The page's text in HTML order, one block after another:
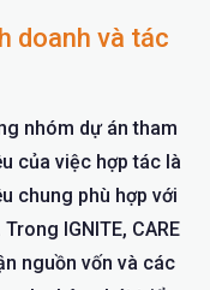
doanh và tác
nhóm dự án tham
của việc hợp tác là
chung phù hợp với
IGNITE, CARE
nguồn vốn và các